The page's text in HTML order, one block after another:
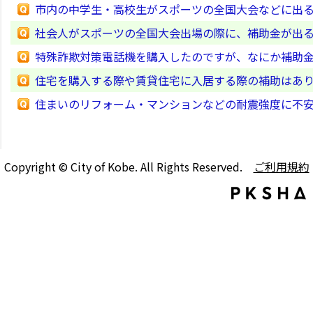
市内の中学生・高校生がスポーツの全国大会などに出
社会人がスポーツの全国大会出場の際に、補助金が出
特殊詐欺対策電話機を購入したのですが、なにか補助
住宅を購入する際や賃貸住宅に入居する際の補助はあ
住まいのリフォーム・マンションなどの耐震強度に不
Copyright © City of Kobe. All Rights Reserved. ご利用規約